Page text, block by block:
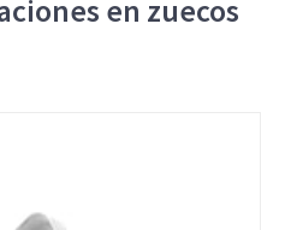
en zuecos